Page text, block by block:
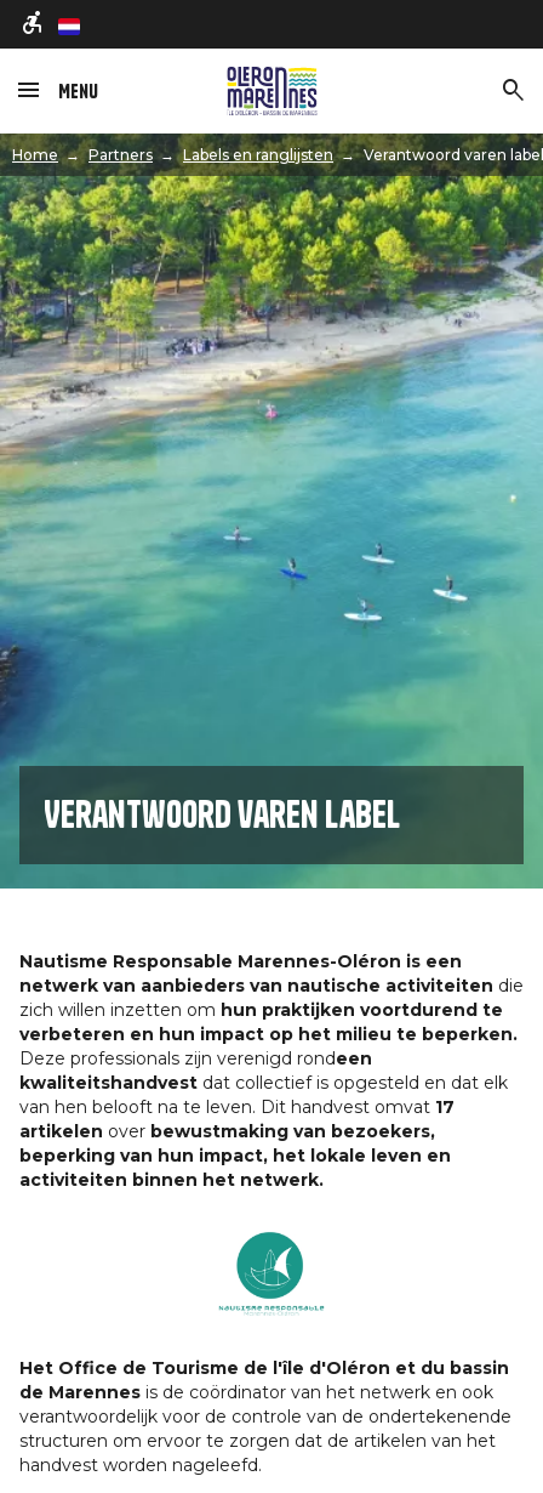
nl
Menu
Home Partners Labels en ranglijsten Verantwoord varen label
Afbeelding
Verantwoord varen label
Nautisme Responsable Marennes-Oléron is een
netwerk van aanbieders van nautische activiteiten die
zich willen inzetten om hun praktijken voortdurend te
verbeteren en hun impact op het milieu te beperken.
Deze professionals zijn verenigd rondeen
kwaliteitshandvest dat collectief is opgesteld en dat elk
van hen belooft na te leven. Dit handvest omvat 17
artikelen over bewustmaking van bezoekers,
beperking van hun impact, het lokale leven en
activiteiten binnen het netwerk.
Het Office de Tourisme de l'île d'Oléron et du bassin
de Marennes is de coördinator van het netwerk en ook
verantwoordelijk voor de controle van de ondertekenende
structuren om ervoor te zorgen dat de artikelen van het
handvest worden nageleefd.